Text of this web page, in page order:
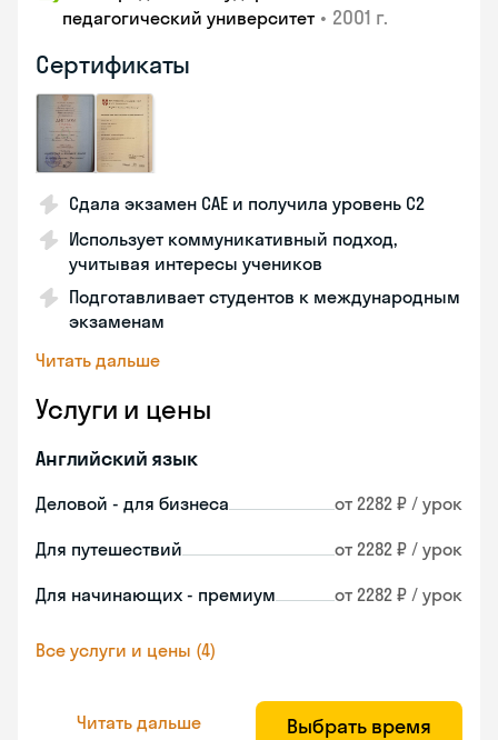
педагогический университет • 2001 г.
Сертификаты
Сдала экзамен CAE и получила уровень С2
Использует коммуникативный подход,
учитывая интересы учеников
Подготавливает студентов к международным
экзаменам
Читать дальше
Услуги и цены
Английский язык
Деловой - для бизнеса от 2282 ₽ / урок
Для путешествий от 2282 ₽ / урок
Для начинающих - премиум от 2282 ₽ / урок
Все услуги и цены (4)
Читать дальше Выбрать время